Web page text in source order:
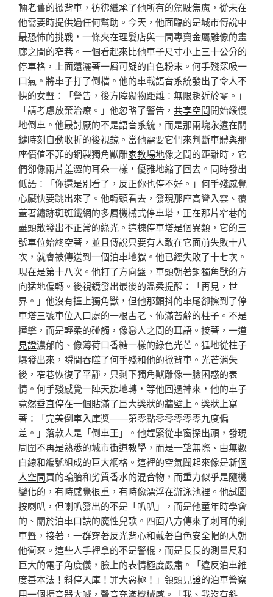
輛老舊的掀背車，彷彿繼承了他所有的駕駛焦慮，從未在
他需要時提供過任何幫助。今天，他面臨的是城市傳說中
最恐怖的挑戰，一條夾在理髮店與一間專賣金屬雕像的畫
廊之間的窄巷。一個看起來比他車子尺寸小上三十公分的
停車格，上面還灑著一層可疑的白色粉末。何手殘深吸一
口氣。將車子打了倒檔。他的車載語音系統發出了令人不
快的女聲：「警告，後方障礙物距離：無限趨近於零。」
「請考慮放棄治療。」他忽略了警告， 共享空間開始緩慢
地倒車。他最討厭的不是語音系統，而是那兩塊永遠在關
鍵時刻自動收折的後視鏡。當他需要它們來判斷車體與那
座價值不菲的銅製獨角獸雕家教場地像之間的距離時，它
們卻像兩片羞澀的耳朵一樣，優雅地縮了回去。同時發出
低語：「你還是別看了，反正你也停不好。」何手殘感覺
心臟快要跳出來了。他轉頭看去，發現那座高聳入雲、覆
蓋著鏽跡斑斑鐵網的多層機械式停車塔，正在那片窄巷的
盡頭散發出不正常的綠光。這棟停車塔是個異類，它的三
號車位始終空著，並且傳說只要有人敢在它面前失敗十八
次，就會被傳送到一個泊車地獄。他已經失敗了十七次。
現在是第十八次。他打了方向盤，車頭朝著銅獨角獸的方
向猛地偏轉。後視鏡發出最後的溫柔提醒：「再見，世
界。」他沒有撞上獨角獸，但他那顫抖的車尾卻擦到了停
車塔三號車位入口處的一根古老、佈滿苔蘚的柱子。不是
撞擊，而是輕柔的碰觸，像戀人之間的耳語。接著，一道
見證濃郁的、像薄荷口香糖一樣的綠色光芒。猛地從柱子
爆發出來，瞬間吞噬了何手殘和他的掀背車。光芒消失
後，窄巷恢復了平靜，只剩下獨角獸雕像一臉困惑的表
情。何手殘感覺一陣天旋地轉，等他回過神來，他的車子
竟然垂直停在一個貼滿了巨大獎狀的牆壁上。獎狀上寫
著：「完美倒車入庫獎——第零點零零零零零九度偏
差。」落款人是「倒車王」。他趕緊從車窗探出頭，發現
周圍不再是熟悉的城市街道教學 ，而是一望無際、由無數
白線和編號組成的巨大網格。這裡的空氣聞起來像是新個
人空間買的輪胎和劣質香水的混合物，而重力似乎是隨機
變化的，有時感覺很重，有時像漂浮在游泳池裡。他試圖
按喇叭，但喇叭發出的不是「叭叭」，而是他童年時學會
的、關於泊車口訣的魔性兒歌。四面八方傳來了刺耳的剎
車聲，接著，一群穿著反光背心和戴著白色安全帽的人朝
他衝來。這些人手裡拿的不是警棍，而是長長的測量尺和
巨大的電子角度儀，臉上的表情極度嚴肅。「違反泊車維
度基本法！斜停入庫！罪大惡極！」領頭見證的泊車警察
用一個擴音器大喊，聲音充滿機械感。「我、我沒有斜